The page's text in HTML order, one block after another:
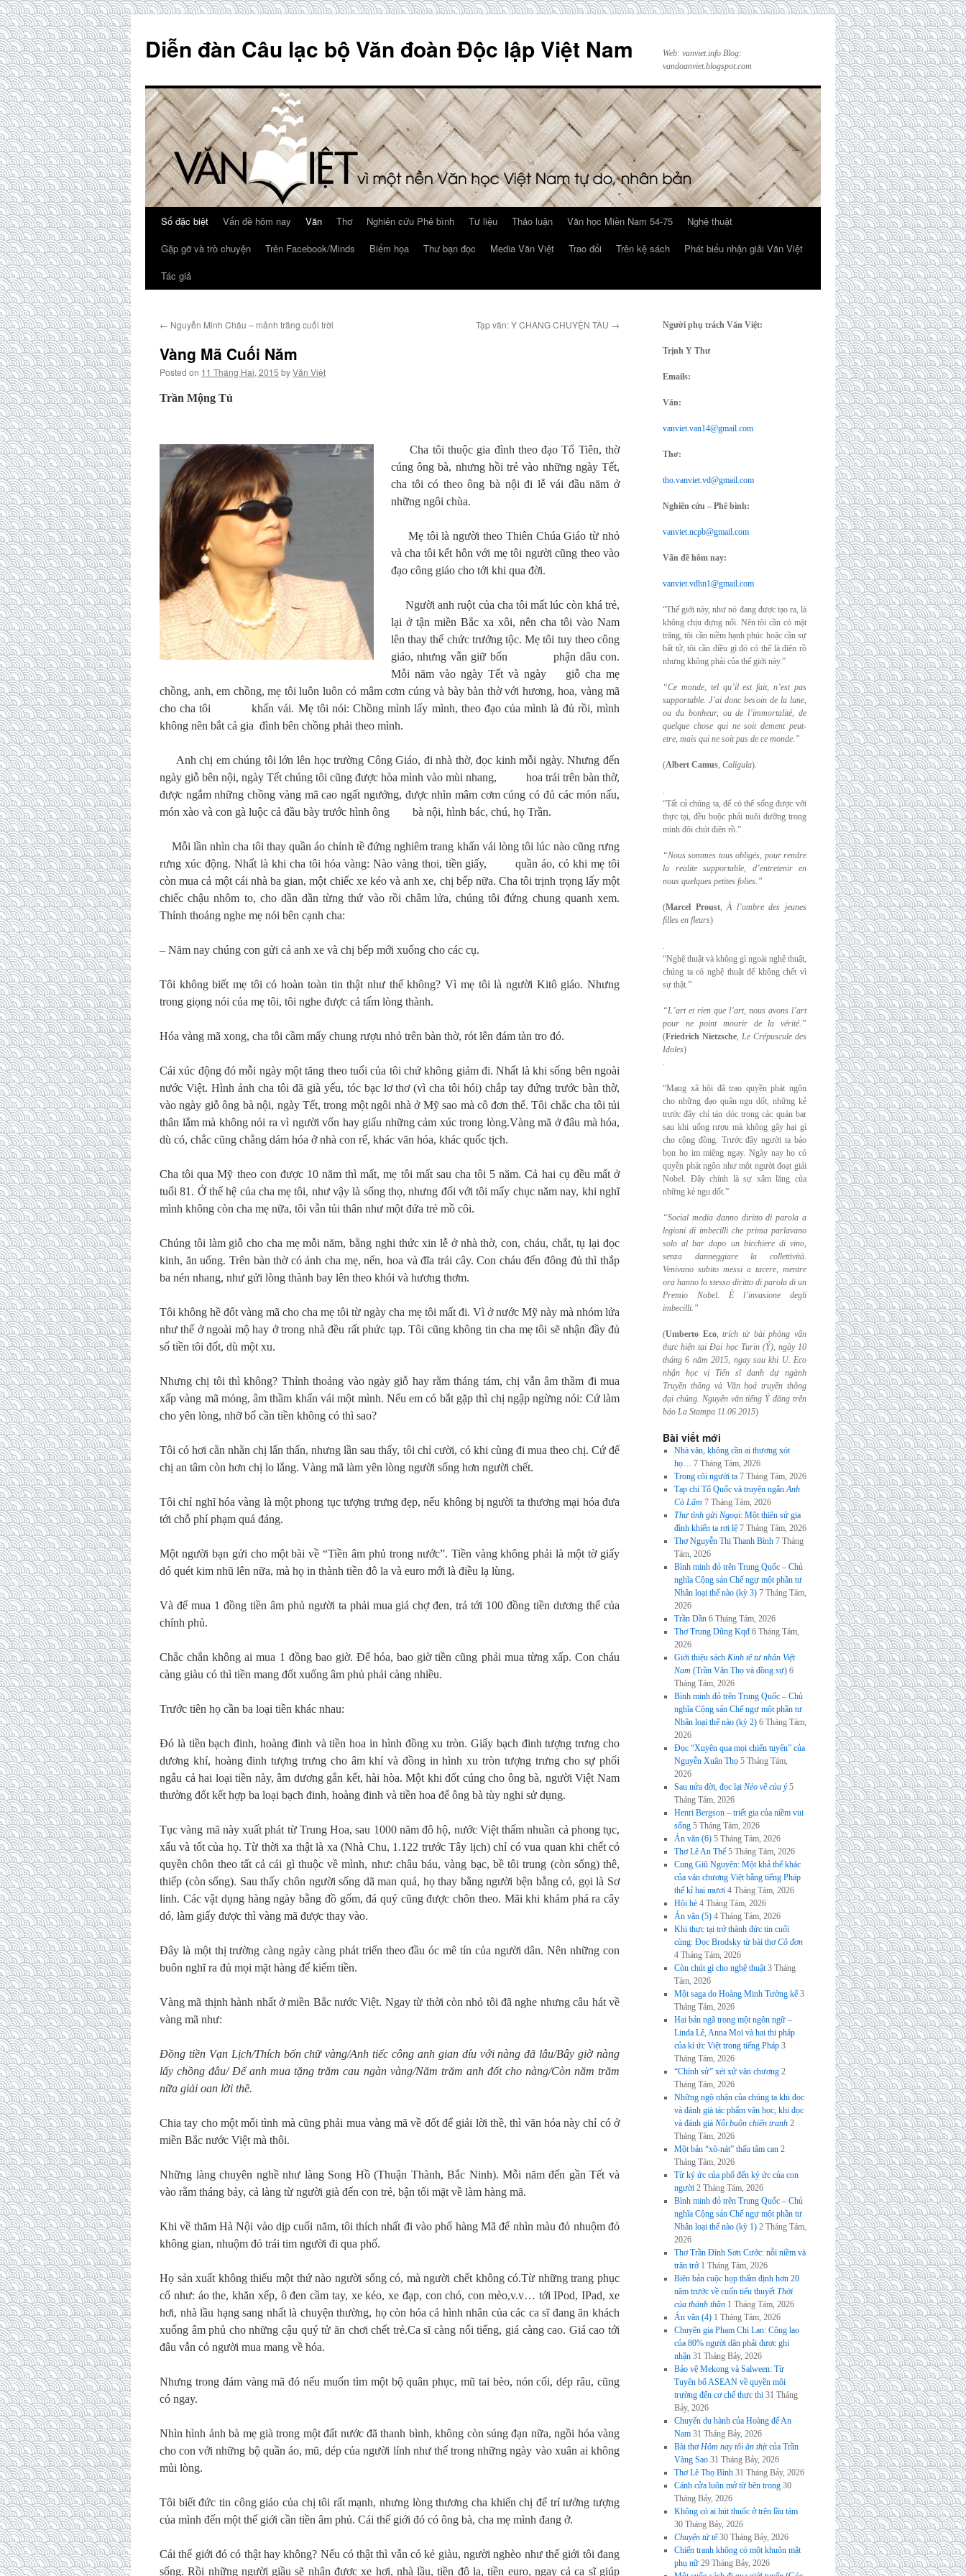
content
Diễn đàn Câu lạc bộ Văn đoàn Độc lập Việt Nam
Web: vanviet.info Blog:
vandoanviet.blogspot.com
Số đặc biệt Vấn đề hôm nay Văn Thơ Nghiên cứu Phê bình Tư liệu Thảo luận Văn học Miền Nam 54-75
Nghệ thuật
Gặp gỡ và trò chuyện
Trên Facebook/Minds Biếm họa Thư bạn đọc Media Văn Việt Trao đổi Trên kệ sách
Phát biểu nhận giải Văn Việt
Tác giả
← Nguyễn Minh Châu – mảnh trăng cuối trời Tạp văn: Y CHANG CHUYỆN TÀU →
Vàng Mã Cuối Năm
Posted on 11 Tháng Hai, 2015 byVăn Việt
Trần Mộng Tú
Cha tôi thuộc gia đình theo đạo Tổ Tiên, thờ
cúng ông bà, nhưng hồi trẻ vào những ngày Tết,
cha tôi có theo ông bà nội đi lễ vái đầu năm ở
những ngôi chùa.
Mẹ tôi là người theo Thiên Chúa Giáo từ nhỏ
và cha tôi kết hôn với mẹ tôi người cũng theo vào
đạo công giáo cho tới khi qua đời.
Người anh ruột của cha tôi mất lúc còn khá trẻ,
lại ở tận miền Bắc xa xôi, nên cha tôi vào Nam
lên thay thế chức trưởng tộc. Mẹ tôi tuy theo công
giáo, nhưng vẫn giữ bổn phận dâu con.
Mỗi năm vào ngày Tết và ngày giỗ cha mẹ
chồng, anh, em chồng, mẹ tôi luôn luôn có mâm cơm cúng và bày bàn thờ với hương, hoa, vàng mã
cho cha tôi khấn vái. Mẹ tôi nói: Chồng mình lấy mình, theo đạo của mình là đủ rồi, mình
không nên bắt cả gia đình bên chồng phải theo mình.
Anh chị em chúng tôi lớn lên học trường Công Giáo, đi nhà thờ, đọc kinh mỗi ngày. Nhưng đến
ngày giỗ bên nội, ngày Tết chúng tôi cũng được hòa mình vào mùi nhang, hoa trái trên bàn thờ,
được ngắm những chồng vàng mã cao ngất ngưởng, được nhìn mâm cơm cúng có đủ các món nấu,
món xào và con gà luộc cả đầu bày trước hình ông bà nội, hình bác, chú, họ Trần.
Mỗi lần nhìn cha tôi thay quần áo chỉnh tề đứng nghiêm trang khấn vái lòng tôi lúc nào cũng rưng
rưng xúc động. Nhất là khi cha tôi hóa vàng: Nào vàng thoi, tiền giấy, quần áo, có khi mẹ tôi
còn mua cả một cái nhà ba gian, một chiếc xe kéo và anh xe, chị bếp nữa. Cha tôi trịnh trọng lấy một
chiếc chậu nhôm to, cho dần dần từng thứ vào rồi châm lửa, chúng tôi đứng chung quanh xem.
Thỉnh thoảng nghe mẹ nói bên cạnh cha:
– Năm nay chúng con gửi cả anh xe và chị bếp mới xuống cho các cụ.
Tôi không biết mẹ tôi có hoàn toàn tin thật như thế không? Vì mẹ tôi là người Kitô giáo. Nhưng
trong giọng nói của mẹ tôi, tôi nghe được cả tấm lòng thành.
Hóa vàng mã xong, cha tôi cầm mấy chung rượu nhỏ trên bàn thờ, rót lên đám tàn tro đó.
Cái xúc động đó mỗi ngày một tăng theo tuổi của tôi chứ không giảm đi. Nhất là khi sống bên ngoài
nước Việt. Hình ảnh cha tôi đã già yếu, tóc bạc lơ thơ (vì cha tôi hói) chắp tay đứng trước bàn thờ,
vào ngày giỗ ông bà nội, ngày Tết, trong một ngôi nhà ở Mỹ sao mà cô đơn thế. Tôi chắc cha tôi tủi
thân lắm mà không nói ra vì người vốn hay giấu những cảm xúc trong lòng.Vàng mã ở đâu mà hóa,
dù có, chắc cũng chẳng dám hóa ở nhà con rể, khác văn hóa, khác quốc tịch.
Cha tôi qua Mỹ theo con được 10 năm thì mất, mẹ tôi mất sau cha tôi 5 năm. Cả hai cụ đều mất ở
tuổi 81. Ở thế hệ của cha mẹ tôi, như vậy là sống thọ, nhưng đối với tôi mấy chục năm nay, khi nghĩ
mình không còn cha mẹ nữa, tôi vẫn tủi thân như một đứa trẻ mồ côi.
Chúng tôi làm giỗ cho cha mẹ mỗi năm, bằng nghi thức xin lễ ở nhà thờ, con, cháu, chắt, tụ lại đọc
kinh, ăn uống. Trên bàn thờ có ảnh cha mẹ, nến, hoa và đĩa trái cây. Con cháu đến đông đủ thì thắp
ba nén nhang, như gửi lòng thành bay lên theo khói và hương thơm.
Tôi không hề đốt vàng mã cho cha mẹ tôi từ ngày cha mẹ tôi mất đi. Vì ở nước Mỹ này mà nhóm lửa
như thế ở ngoài mộ hay ở trong nhà đều rất phức tạp. Tôi cũng không tin cha mẹ tôi sẽ nhận đầy đủ
số tiền tôi đốt, dù một xu.
Nhưng chị tôi thì không? Thỉnh thoảng vào ngày giỗ hay rằm tháng tám, chị vẫn âm thầm đi mua
xấp vàng mã mỏng, âm thầm khấn vái một mình. Nếu em có bắt gặp thì chị ngập ngừng nói: Cứ làm
cho yên lòng, nhỡ bố cần tiền không có thì sao?
Tôi có hơi cằn nhằn chị lẩn thẩn, nhưng lần sau thấy, tôi chỉ cười, có khi cùng đi mua theo chị. Cứ để
chị an tâm còn hơn chị lo lắng. Vàng mã làm yên lòng người sống hơn người chết.
Tôi chỉ nghĩ hóa vàng là một phong tục tượng trưng đẹp, nếu không bị người ta thương mại hóa đưa
tới chỗ phí phạm quá đáng.
Một người bạn gửi cho một bài về “Tiền âm phủ trong nước”. Tiền vàng không phải là một tờ giấy
dó quét kim nhũ lên nữa, mà họ in thành tiền đô la và euro mới là điều lạ lùng.
Và để mua 1 đồng tiền âm phủ người ta phải mua giá chợ đen, trả tới 100 đồng tiền dương thế của
chính phủ.
Chắc chắn không ai mua 1 đồng bao giờ. Để hóa, bao giờ tiền cũng phải mua từng xấp. Con cháu
càng giàu có thì tiền mang đốt xuống âm phủ phải càng nhiều.
Trước tiên họ cần ba loại tiền khác nhau:
Đó là tiền bạch đinh, hoàng đinh và tiền hoa in hình đồng xu tròn. Giấy bạch đinh tượng trưng cho
dương khí, hoàng đinh tượng trưng cho âm khí và đồng in hình xu tròn tượng trưng cho sự phối
ngẫu cả hai loại tiền này, âm dương gắn kết, hài hòa. Một khi đốt cúng cho ông bà, người Việt Nam
thường đốt kết hợp ba loại bạch đinh, hoàng đinh và tiền hoa để ông bà tùy nghi sử dụng.
Tục vàng mã này xuất phát từ Trung Hoa, sau 1000 năm đô hộ, nước Việt thấm nhuần cả phong tục,
xấu và tốt của họ. Từ thời xa thật là xa (Nhà Chu, 1.122 trước Tây lịch) chỉ có vua quan khi chết có
quyền chôn theo tất cả cái gì thuộc về mình, như: châu báu, vàng bạc, bề tôi trung (còn sống) thê,
thiếp (còn sống). Sau thấy chôn người sống dã man quá, họ thay bằng người bện bằng cỏ, gọi là Sơ
linh. Các vật dụng hàng ngày bằng đồ gốm, đá quý cũng được chôn theo. Mãi khi khám phá ra cây
dó, làm giấy được thì vàng mã được thay vào.
Đây là một thị trường càng ngày càng phát triển theo đầu óc mê tín của người dân. Nên những con
buôn nghĩ ra đủ mọi mặt hàng để kiếm tiền.
Vàng mã thịnh hành nhất ở miền Bắc nước Việt. Ngay từ thời còn nhỏ tôi đã nghe nhưng câu hát về
vàng mã như:
Đồng tiền Vạn Lịch/Thích bốn chữ vàng/Anh tiếc công anh gian díu với nàng đã lâu/Bây giờ nàng
lấy chồng đâu/ Để anh mua tặng trăm cau ngàn vàng/Năm trăm anh đốt cho nàng/Còn năm trăm
nữa giải oan lời thề.
Chia tay cho một mối tình mà cũng phải mua vàng mã về đốt để giải lời thề, thì văn hóa này chỉ có ở
miền Bắc nước Việt mà thôi.
Những làng chuyên nghề như làng Song Hồ (Thuận Thành, Bắc Ninh). Mỗi năm đến gần Tết và
vào rằm tháng bảy, cả làng từ người già đến con trẻ, bận tối mặt về làm hàng mã.
Khi về thăm Hà Nội vào dịp cuối năm, tôi thích nhất đi vào phố hàng Mã để nhìn màu đỏ nhuộm đỏ
không gian, nhuộm đỏ trái tim người đi qua phố.
Họ sản xuất không thiếu một thứ nào người sống có, mà người chết không có.Từ những trang phục
cổ như: áo the, khăn xếp, ô đen cầm tay, xe kéo, xe đạp, con chó, con mèo,v.v… tới IPod, IPad, xe
hơi, nhà lầu hạng sang nhất là chuyện thường, họ còn hóa cả hình nhân của các ca sĩ đang ăn khách
xuống âm phủ cho những cậu quý tử ăn chơi chết trẻ.Ca sĩ càng nổi tiếng, giá càng cao. Giá cao tới
đâu vẫn có người mua mang về hóa.
Nhưng trong đám vàng mã đó nếu muốn tìm một bộ quân phục, mũ tai bèo, nón cối, dép râu, cũng
có ngay.
Nhìn hình ảnh bà mẹ già trong một đất nước đã thanh bình, không còn súng đạn nữa, ngồi hóa vàng
cho con với những bộ quần áo, mũ, dép của người lính như thế trong những ngày vào xuân ai không
mủi lòng.
Tôi biết đức tin công giáo của chị tôi rất mạnh, nhưng lòng thương cha khiến chị để trí tưởng tượng
của mình đến một thế giới cần tiền âm phủ. Cái thế giới đó có ông bà, cha mẹ mình đang ở.
Cái thế giới đó có thật hay không? Nếu có thật thì vẫn có kẻ giàu, người nghèo như thế giới tôi đang
sống. Rồi những người giầu sẽ nhận được xe hơi, nhà lầu, tiền đô la, tiền euro, ngay cả ca sĩ giúp
Người phụ trách Văn Việt:
Trịnh Y Thư
Emails:
Văn:
vanviet.van14@gmail.com
Thơ:
tho.vanviet.vd@gmail.com
Nghiên cứu – Phê bình:
vanviet.ncpb@gmail.com
Vấn đề hôm nay:
vanviet.vdhn1@gmail.com
“Thế giới này, như nó đang được tạo ra, là
không chịu đựng nổi. Nên tôi cần có mặt
trăng, tôi cần niềm hạnh phúc hoặc cần sự
bất tử, tôi cần điều gì đó có thể là điên rồ
nhưng không phải của thế giới này.”
“Ce monde, tel qu’il est fait, n’est pas
supportable. J’ai donc besoin de la lune,
ou du bonheur, ou de l’immortalité, de
quelque chose qui ne soit dement peut-
etre, mais qui ne soit pas de ce monde.”
(Albert Camus, Caligula).
.
“Tất cả chúng ta, để có thể sống được với
thực tại, đều buộc phải nuôi dưỡng trong
mình đôi chút điên rồ.”
“Nous sommes tous obligés, pour rendre
la realite supportable, d’entretenir en
nous quelques petites folies.”
(Marcel Proust,À l’ombre des jeunes
filles en fleurs)
.
“Nghệ thuật và không gì ngoài nghệ thuật,
chúng ta có nghệ thuật để không chết vì
sự thật.”
“L’art et rien que l’art, nous avons l’art
pour ne point mourir de la vérité.”
(Friedrich Nietzsche, Le Crépuscule des
Idoles)
.
“Mạng xã hội đã trao quyền phát ngôn
cho những đạo quân ngu dốt, những kẻ
trước đây chỉ tán dóc trong các quán bar
sau khi uống rượu mà không gây hại gì
cho cộng đồng. Trước đây người ta bảo
bọn họ im miệng ngay. Ngày nay họ có
quyền phát ngôn như một người đoạt giải
Nobel. Đây chính là sự xâm lăng của
những kẻ ngu dốt.”
“Social media danno diritto di parola a
legioni di imbecilli che prima parlavano
solo albar dopo un bicchiere di vino,
senza danneggiare la collettività.
Venivano subito messi a tacere, mentre
ora hanno lo stesso diritto di parola di un
Premio Nobel. È l’invasione degli
imbecilli.”
(Umberto Eco,trích từ bài phỏng vấn
thực hiện tại Đại học Turin (Ý), ngày 10
tháng 6 năm 2015, ngay sau khi U. Eco
nhận học vị Tiến sĩ danh dự ngành
Truyền thông và Văn hoá truyền thông
đại chúng. Nguyên văn tiếng Ý đăng trên
báo La Stampa 11.06.2015)
Bài viết mới
Nhà văn, không cần ai thương xót
họ… 7 Tháng Tám, 2026
Trong cõi người ta 7 Tháng Tám, 2026
Tạp chí Tổ Quốc và truyện ngắnAnh
Cò Lấm 7 Tháng Tám, 2026
Thư tình gửi Ngoại: Một thiên sử gia
đình khiến ta rơi lệ 7 Tháng Tám, 2026
Thơ Nguyễn Thị Thanh Bình 7 Tháng
Tám, 2026
Bình minh đỏ trên Trung Quốc – Chủ
nghĩa Cộng sản Chế ngự một phần tư
Nhân loại thế nào (kỳ 3) 7 Tháng Tám,
2026
Trần Dần 6 Tháng Tám, 2026
Thơ Trung Dũng Kqđ 6 Tháng Tám,
2026
Giới thiệu sách Kinh tế tư nhân Việt
Nam (Trần Văn Thọ và đồng sự) 6
Tháng Tám, 2026
Bình minh đỏ trên Trung Quốc – Chủ
nghĩa Cộng sản Chế ngự một phần tư
Nhân loại thế nào (kỳ 2) 6 Tháng Tám,
2026
Đọc “Xuyên qua mọi chiến tuyến” của
Nguyễn Xuân Thọ 5 Tháng Tám,
2026
Sau nửa đời, đọc lại Nẻo về của ý 5
Tháng Tám, 2026
Henri Bergson – triết gia của niềm vui
sống 5 Tháng Tám, 2026
Án văn (6) 5 Tháng Tám, 2026
Thơ Lê An Thế 5 Tháng Tám, 2026
Cung Giũ Nguyên: Một khả thể khác
của văn chương Việt bằng tiếng Pháp
thế kỉ hai mươi 4 Tháng Tám, 2026
Hội hè 4 Tháng Tám, 2026
Án văn (5) 4 Tháng Tám, 2026
Khi thực tại trở thành đức tin cuối
cùng: Đọc Brodsky từ bài thơCô đơn
4 Tháng Tám, 2026
Còn chút gì cho nghệ thuật 3 Tháng
Tám, 2026
Một saga do Hoàng Minh Tường kể 3
Tháng Tám, 2026
Hai bản ngã trong một ngôn ngữ –
Linda Lê, Anna Moï và hai thi pháp
của kí ức Việt trong tiếng Pháp 3
Tháng Tám, 2026
“Chính sử” xét xử văn chương 2
Tháng Tám, 2026
Những ngộ nhận của chúng ta khi đọc
và đánh giá tác phẩm văn học, khi đọc
và đánh giá Nỗi buồn chiến tranh 2
Tháng Tám, 2026
Một bản “xô-nát” thấu tâm can 2
Tháng Tám, 2026
Từ ký ức của phố đến ký ức của con
người 2 Tháng Tám, 2026
Bình minh đỏ trên Trung Quốc – Chủ
nghĩa Cộng sản Chế ngự một phần tư
Nhân loại thế nào (kỳ 1) 2 Tháng Tám,
2026
Thơ Trần Đình Sơn Cước: nỗi niềm và
trăn trở 1 Tháng Tám, 2026
Biên bản cuộc họp thẩm định hơn 20
năm trước về cuốn tiểu thuyếtThời
của thánh thần 1 Tháng Tám, 2026
Án văn (4) 1 Tháng Tám, 2026
Chuyên gia Phạm Chi Lan: Công lao
của 80% người dân phải được ghi
nhận 31 Tháng Bảy, 2026
Bảo vệ Mekong và Salween: Từ
Tuyên bố ASEAN về quyền môi
trường đến cơ chế thực thi 31 Tháng
Bảy, 2026
Chuyến du hành của Hoàng đế An
Nam 31 Tháng Bảy, 2026
Bài thơHôm nay tôi ăn thịtcủa Trần
Vàng Sao 31 Tháng Bảy, 2026
Thơ Lê Thọ Bình 31 Tháng Bảy, 2026
Cánh cửa luôn mở từ bên trong 30
Tháng Bảy, 2026
Không có ai hút thuốc ở trên lầu tám
30 Tháng Bảy, 2026
Chuyện tử tế 30 Tháng Bảy, 2026
Chiến tranh không có một khuôn mặt
phụ nữ 29 Tháng Bảy, 2026